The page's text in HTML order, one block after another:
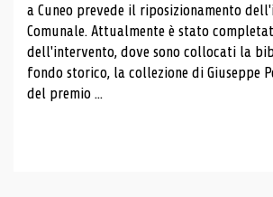
a Cuneo prevede il riposizionamento
Comunale. Attualmente è stato
dell'intervento, dove sono collocati la
fondo storico, la collezione di Giuseppe
del premio ...